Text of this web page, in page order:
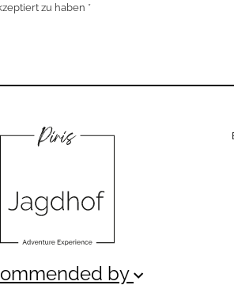
zu haben *
bykeyboard_arrow_down